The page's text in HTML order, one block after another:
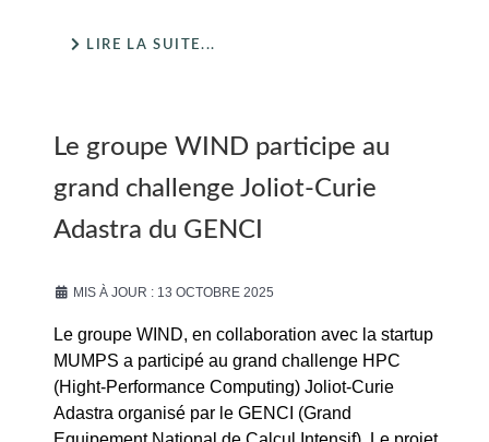
LIRE LA SUITE...
Le groupe WIND participe au
grand challenge Joliot-Curie
Adastra du GENCI
MIS À JOUR : 13 OCTOBRE 2025
Le groupe WIND, en collaboration avec la startup
MUMPS a participé au grand challenge HPC
(Hight-Performance Computing) Joliot-Curie
Adastra organisé par le GENCI (Grand